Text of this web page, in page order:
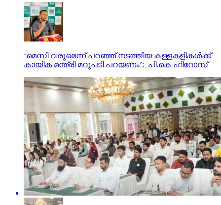
‘മെസി വരുമെന്ന് പറഞ്ഞ് നടത്തിയ കള്ളകളികൾക്ക്
കായിക മന്ത്രി മറുപടി പറയണം’: പി.കെ ഫിറോസ്